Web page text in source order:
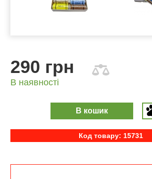
290 грн
В наявності
В кошик
Код товару: 15731